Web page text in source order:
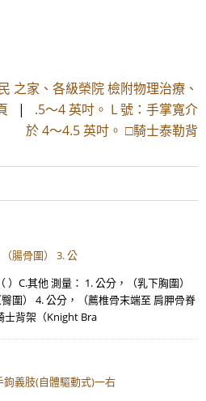
之家、各級榮院 檢附物理治療、
| .5～4 英吋。 L 號：手掌寬介
於 4～4.5 英吋。 □騎士泰勒背
腸骨圍） 3. 公
C.其他 測量： 1. 公分，（乳下胸圍）
圍） 4. 公分，（薦椎骨末端至 肩胛骨脊
士背架（Knight Bra
義肢(自體驅動式)一右